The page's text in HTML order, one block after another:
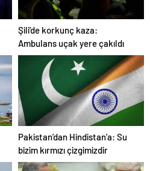
Şili’de korkunç kaza:
Ambulans uçak yere çakıldı
Pakistan’dan Hindistan’a: Su
bizim kırmızı çizgimizdir